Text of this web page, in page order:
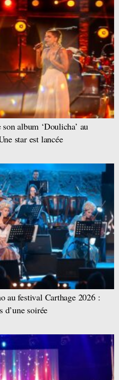
album ‘Doulicha’ au
star est lancée
au festival Carthage 2026 :
d’une soirée